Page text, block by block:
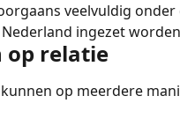
veelvuldig
ingezet
op relatie
op meerdere